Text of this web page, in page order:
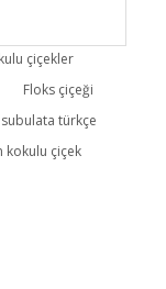
çiçekler
Floks çiçeği
türkçe
kokulu çiçek